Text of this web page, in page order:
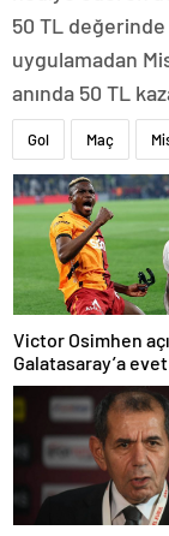
50 TL değerinde
uygulamadan
anında 50 TL
Gol Maç
Victor Osimhen
Galatasaray’a